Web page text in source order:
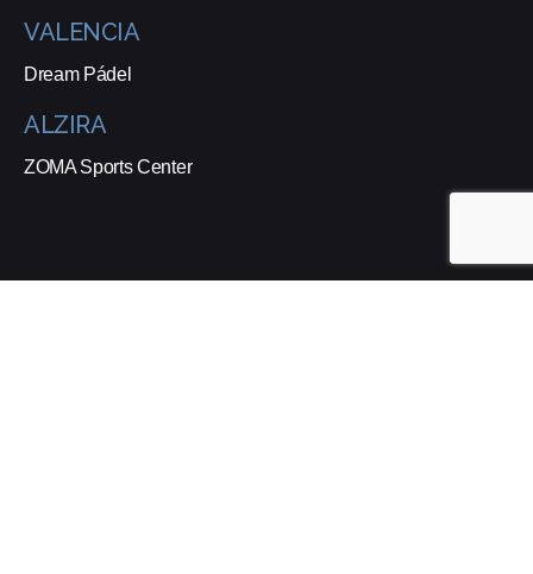
VALENCIA
Dream Pádel
ALZIRA
ZOMA Sports Center